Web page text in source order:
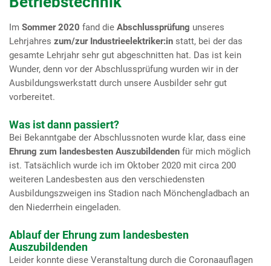
Im Sommer 2020 fand die Abschlussprüfung unseres
Lehrjahres zum/zur Industrieelektriker:in statt, bei der das
gesamte Lehrjahr sehr gut abgeschnitten hat. Das ist kein
Wunder, denn vor der Abschlussprüfung wurden wir in der
Ausbildungswerkstatt durch unsere Ausbilder sehr gut
vorbereitet.
Was ist dann passiert?
Bei Bekanntgabe der Abschlussnoten wurde klar, dass eine
Ehrung zum landesbesten Auszubildenden für mich möglich
ist. Tatsächlich wurde ich im Oktober 2020 mit circa 200
weiteren Landesbesten aus den verschiedensten
Ausbildungszweigen ins Stadion nach Mönchengladbach an
den Niederrhein eingeladen.
Ablauf der Ehrung zum landesbesten
Auszubildenden
Leider konnte diese Veranstaltung durch die Coronaauflagen